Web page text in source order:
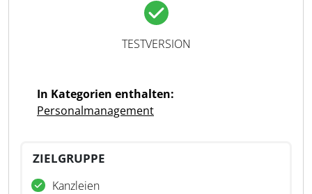
TESTVERSION
In Kategorien enthalten:
Personalmanagement
ZIELGRUPPE
Kanzleien